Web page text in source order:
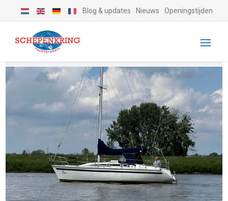
Blog & updates Nieuws Openingstijden